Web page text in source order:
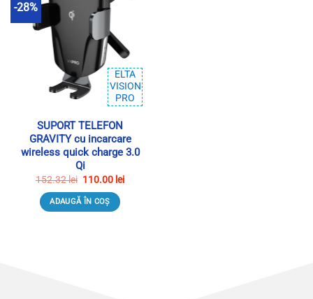
-28% Adauga in Wishlist
SUPORT TELEFON
GRAVITY cu incarcare
wireless quick charge 3.0
Qi
ELTA
VISION
PRO
152.32lei Prețul
a
fost:
152.32 lei.
110.00 leiPrețul
ADAUGĂ ÎN COȘ